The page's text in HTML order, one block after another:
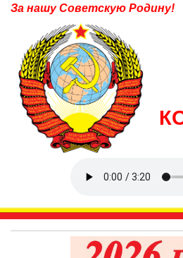
За нашу Советскую Родину!